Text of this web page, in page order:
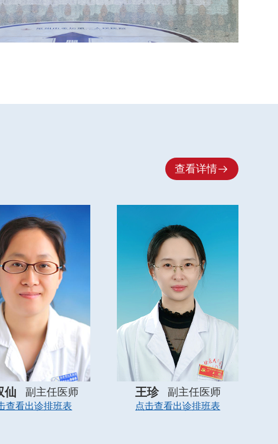
查看详情
仙 副主任医师
查看出诊排班表
王珍 副主任医师
点击查看出诊排班表